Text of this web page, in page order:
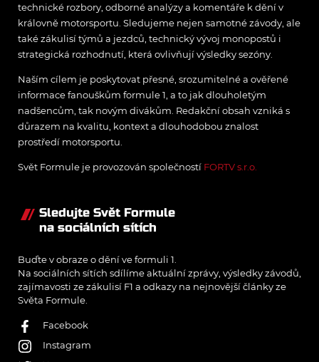
technické rozbory, odborné analýzy a komentáře k dění v
královně motorsportu. Sledujeme nejen samotné závody, ale
také zákulisí týmů a jezdců, technický vývoj monopostů i
strategická rozhodnutí, která ovlivňují výsledky sezóny.
Naším cílem je poskytovat přesné, srozumitelné a ověřené
informace fanouškům formule 1, a to jak dlouholetým
nadšencům, tak novým divákům. Redakční obsah vzniká s
důrazem na kvalitu, kontext a dlouhodobou znalost
prostředí motorsportu.
Svět Formule je provozován společností FORTV s.r.o.
Sledujte Svět Formule
na sociálních sítích
Buďte v obraze o dění ve formuli 1.
Na sociálních sítích sdílíme aktuální zprávy, výsledky závodů,
zajímavosti ze zákulisí F1 a odkazy na nejnovější články ze
Světa Formule.
Facebook
Instagram